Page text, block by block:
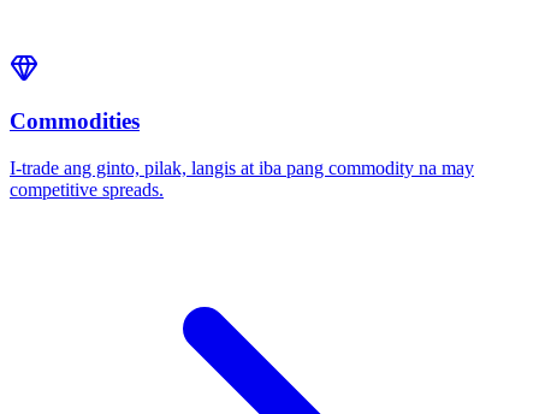
Commodities
I-trade ang ginto, pilak, langis at iba pang commodity na may
competitive spreads.